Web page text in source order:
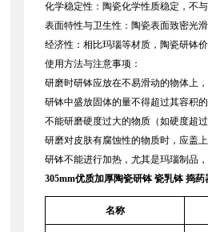
化学稳定性‌：陶瓷化学性质稳定，不
表面特性与卫生性‌：陶瓷表面致密光
经济性‌：相比玛瑙等材质，陶瓷研钵
‌使用方法与注意事项‌：
研磨时研钵应放在不易滑动的物体上
研钵中盛放固体的量不得超过其容积的
不能研磨硬度过大的物质‌（如硬度超
研磨对皮肤有腐蚀性的物质时，应盖
研钵不能进行加热，尤其是玛瑙制品
305mm优质加厚陶瓷研钵 瓷乳钵 捣药
名称